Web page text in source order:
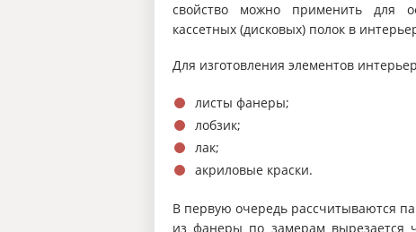
свойство можно применить для
кассетных (дисковых) полок в
Для изготовления элементов
листы фанеры;
лобзик;
лак;
акриловые краски.
В первую очередь рассчитываются
из фанеры по замерам